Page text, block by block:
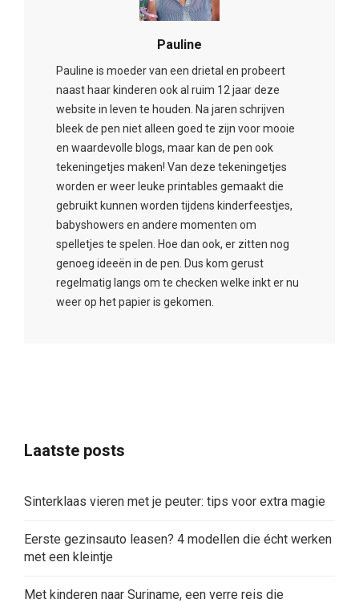
Pauline
Pauline is moeder van een drietal en probeert
naast haar kinderen ook al ruim 12 jaar deze
website in leven te houden. Na jaren schrijven
bleek de pen niet alleen goed te zijn voor mooie
en waardevolle blogs, maar kan de pen ook
tekeningetjes maken! Van deze tekeningetjes
worden er weer leuke printables gemaakt die
gebruikt kunnen worden tijdens kinderfeestjes,
babyshowers en andere momenten om
spelletjes te spelen. Hoe dan ook, er zitten nog
genoeg ideeën in de pen. Dus kom gerust
regelmatig langs om te checken welke inkt er nu
weer op het papier is gekomen.
Laatste posts
Sinterklaas vieren met je peuter: tips voor extra magie
Eerste gezinsauto leasen? 4 modellen die écht werken
met een kleintje
Met kinderen naar Suriname, een verre reis die